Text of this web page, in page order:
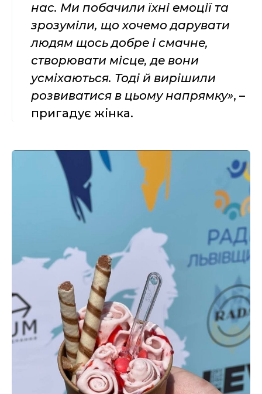
нас. Ми побачили їхні емоції та
зрозуміли, що хочемо дарувати
людям щось добре і смачне,
створювати місце, де вони
усміхаються. Тоді й вирішили
розвиватися в цьому напрямку», –
пригадує жінка.